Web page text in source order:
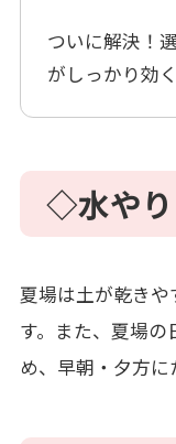
ついに解決！
がしっかり効
◇水やり
夏場は土が乾き
す。また、夏場
め、早朝・夕方に